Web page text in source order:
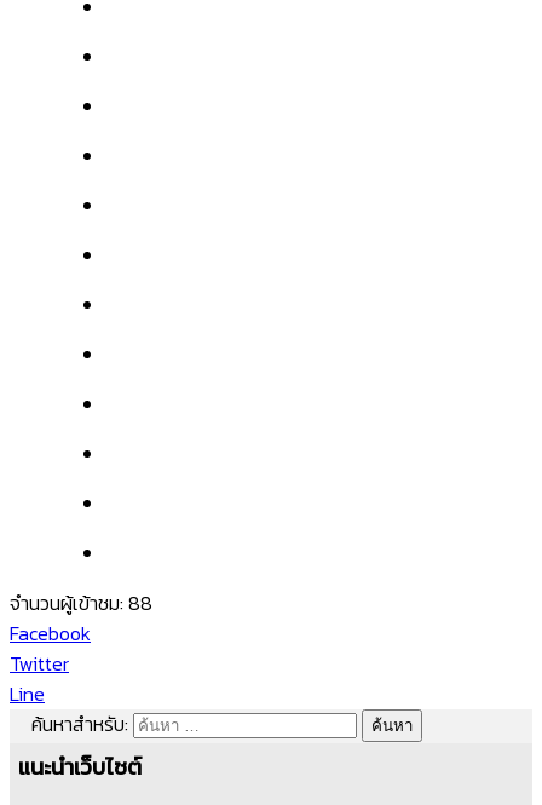
จำนวนผู้เข้าชม: 88
Facebook
Twitter
Line
ค้นหาสำหรับ:
แนะนำเว็บไซต์